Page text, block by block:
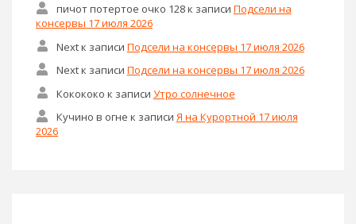
пичот потертое очко 128к записи Подсели на
консервы 17 июля 2026
Nextк записи Подсели на консервы 17 июля 2026
Nextк записи Подсели на консервы 17 июля 2026
Кокококо к записи Утро солнечное
Кучино в огне к записи Я на Курортной 17 июля
2026